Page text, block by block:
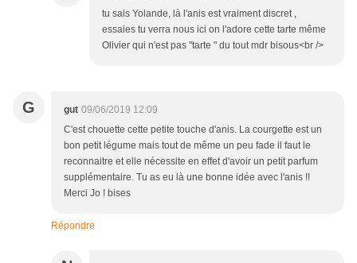
tu sais Yolande, là l'anis est vraiment discret ,
essaies tu verra nous ici on l'adore cette tarte même
Olivier qui n'est pas "tarte " du tout mdr bisous<br />
G gut 09/06/2019 12:09
C'est chouette cette petite touche d'anis. La courgette est un
bon petit légume mais tout de même un peu fade il faut le
reconnaitre et elle nécessite en effet d'avoir un petit parfum
supplémentaire. Tu as eu là une bonne idée avec l'anis !!
Merci Jo ! bises
Répondre